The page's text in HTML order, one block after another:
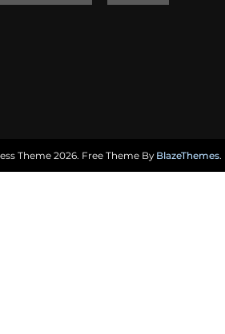
Theme 2026. Free Theme By BlazeThemes.